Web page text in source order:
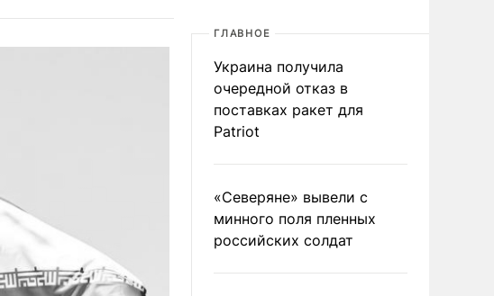
ГЛАВНОЕ
Украина получила
очередной отказ в
поставках ракет для
Patriot
«Северяне» вывели с
минного поля пленных
российских солдат